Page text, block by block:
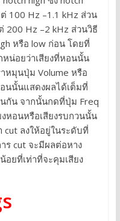
100 Hz –1.1 kHz ส่วน
200 Hz –2 kHz ส่วนวิธี
หรือ low ก่อน โดยที่
หน่อยว่าเสียงที่หอนนั้น
หมุนปุ่ม Volume หรือ
นนั้นแสดงผลได้เต็มที่
กัน จากนั้นกดที่ปุ่ม Freq
หอนหรือเสียงรบกวนนั้น
ลงให้อยู่ในระดับที่
ร cut จะมีผลต่อหาง
อยที่เท่าที่จะคุมเสียง